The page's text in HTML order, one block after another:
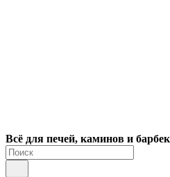
Всё для печей, каминов и